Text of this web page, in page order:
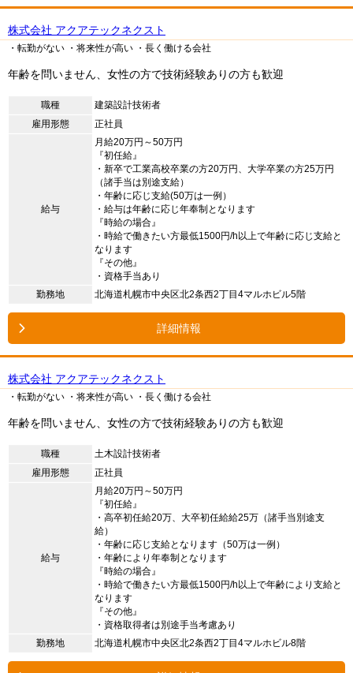
株式会社 アクアテックネクスト
・転勤がない ・将来性が高い ・長く働ける会社
年齢を問いません、女性の方で技術経験ありの方も歓迎
職種
建築設計技術者
雇用形態
正社員
給与
月給20万円～50万円
『初任給』
・新卒で工業高校卒業の方20万円、大学卒業の方25万円
（諸手当は別途支給）
・年齢に応じ支給(50万は一例）
・給与は年齢に応じ年奉制となります
『時給の場合』
・時給で働きたい方最低1500円/h以上で年齢に応じ支給と
なります
『その他』
・資格手当あり
勤務地
北海道札幌市中央区北2条西2丁目4マルホビル5階
詳細情報
株式会社 アクアテックネクスト
・転勤がない ・将来性が高い ・長く働ける会社
年齢を問いません、女性の方で技術経験ありの方も歓迎
職種
土木設計技術者
雇用形態
正社員
給与
月給20万円～50万円
『初任給』
・高卒初任給20万、大卒初任給給25万（諸手当別途支
給）
・年齢に応じ支給となります（50万は一例）
・年齢により年奉制となります
『時給の場合』
・時給で働きたい方最低1500円/h以上で年齢により支給と
なります
『その他』
・資格取得者は別途手当考慮あり
勤務地
北海道札幌市中央区北2条西2丁目4マルホビル8階